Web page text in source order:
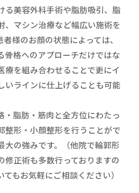
る美容外科手術や脂肪吸引、脂
、マシン治療など幅広い施術を
様のお顔の状態によっては、
骨格へのアプローチだけではな
療を組み合わせることで更にイ
いラインに仕上げることも可能
・脂肪・筋肉と全方位にわたっ
整形・小顔整形を行うことがで
大の強みです。（他院で輪郭形
修正術も多数行っておりますの
もお気軽にご相談ください）